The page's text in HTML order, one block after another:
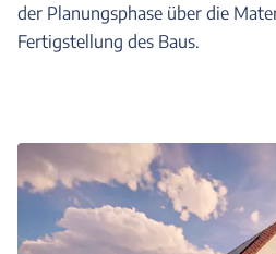
der Planungsphase über die
Fertigstellung des Baus.